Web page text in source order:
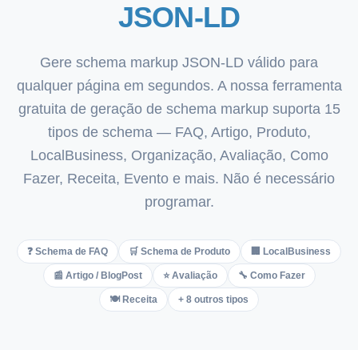
Turkish
Polish
JSON-LD
Gere schema markup JSON-LD válido para
qualquer página em segundos. A nossa ferramenta
gratuita de geração de schema markup suporta 15
tipos de schema — FAQ, Artigo, Produto,
LocalBusiness, Organização, Avaliação, Como
Fazer, Receita, Evento e mais. Não é necessário
programar.
❓ Schema de FAQ 🛒 Schema de Produto 🏢 LocalBusiness
📰 Artigo / BlogPost ⭐ Avaliação 🔧 Como Fazer
🍽️ Receita + 8 outros tipos